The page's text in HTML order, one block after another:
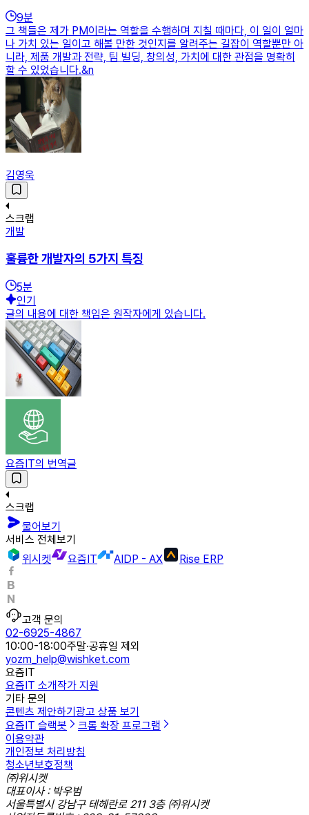
9분
그 책들은 제가 PM이라는 역할을 수행하며 지칠 때마다, 이 일이 얼마
나 가치 있는 일이고 해볼 만한 것인지를 알려주는 길잡이 역할뿐만 아
니라, 제품 개발과 전략, 팀 빌딩, 창의성, 가치에 대한 관점을 명확히
할 수 있었습니다.&n
김영욱
스크랩
개발
훌륭한 개발자의 5가지 특징
5분
인기
글의 내용에 대한 책임은 원작자에게 있습니다.
요즘IT의 번역글
스크랩
물어보기
서비스 전체보기
위시켓
요즘IT AIDP - AX Rise ERP
고객 문의
02-6925-4867
10:00-18:00주말·공휴일 제외
yozm_help@wishket.com
요즘IT
요즘IT 소개작가 지원
기타 문의
콘텐츠 제안하기 광고 상품 보기
요즘IT 슬랙봇
크롬 확장 프로그램
이용약관
개인정보 처리방침
청소년보호정책
㈜위시켓
대표이사 : 박우범
서울특별시 강남구 테헤란로 211 3층 ㈜위시켓